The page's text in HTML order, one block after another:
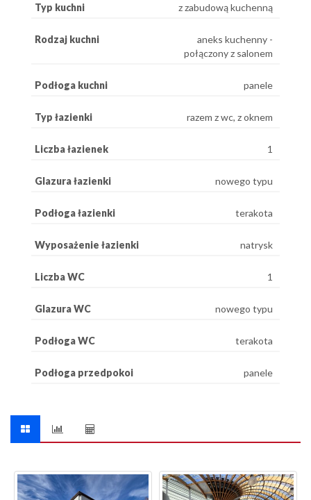
Typ kuchni z zabudową kuchenną
Rodzaj kuchni
aneks kuchenny -
połączony z salonem
Podłoga kuchni panele
Typ łazienki razem z wc, z oknem
Liczba łazienek 1
Glazura łazienki nowego typu
Podłoga łazienki terakota
Wyposażenie łazienki natrysk
Liczba WC 1
Glazura WC nowego typu
Podłoga WC terakota
Podłoga przedpokoi panele